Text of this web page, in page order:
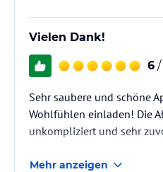
Vielen Dank!
6 /
Sehr saubere und schöne
Wohlfühlen einladen! Die
unkompliziert und sehr
Mehr anzeigen